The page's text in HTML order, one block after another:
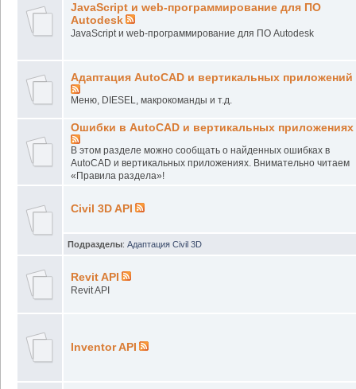
JavaScript и web-программирование для ПО
Autodesk
JavaScript и web-программирование для ПО Autodesk
Адаптация AutoCAD и вертикальных приложений
Меню, DIESEL, макрокоманды и т.д.
Ошибки в AutoCAD и вертикальных приложениях
В этом разделе можно сообщать о найденных ошибках в
AutoCAD и вертикальных приложениях. Внимательно читаем
«Правила раздела»!
Civil 3D API
Подразделы: Адаптация Civil 3D
Revit API
Revit API
Inventor API